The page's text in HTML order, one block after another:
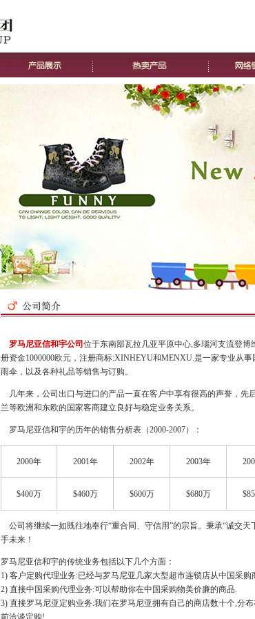
罗马尼亚信和宇公司 位于东南部瓦拉几亚平原中心,多瑙河支流登
册资金1000000欧元，注册商标:XINHEYU和MENXU.是一家专业从
雨伞，以及各种礼品等销售与订购。
几年来，公司出口与进口的产品一直在客户中享有很高的声誉，先
兰等欧洲和东欧的国家客商建立良好与稳定业务关系。
罗马尼亚信和宇的历年的销售分析表（2000-2007）：
2000年 2001年 2002年 2003年
$400万 $460万 $600万 $680万
公司将继续一如既往地奉行“重合同、守信用”的宗旨。秉承“诚交
手未来！
罗马尼亚信和宇的传统业务包括以下几个方面：
1) 客户定购代理业务:已经与罗马尼亚几家大型超市连锁店从中国采购
2) 直接中国采购代理业务:可以帮助你在中国采购物美价廉的商品.
3) 直接罗马尼亚定购业务:我们在罗马尼亚拥有自己的商店数十个,分
前洽谈定购!